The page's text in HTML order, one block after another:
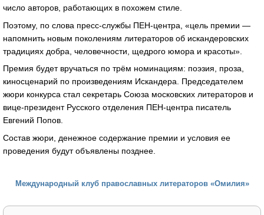
число авторов, работающих в похожем стиле.
Поэтому, по слова пресс-службы ПЕН-центра, «цель премии —
напомнить новым поколениям литераторов об искандеровских
традициях добра, человечности, щедрого юмора и красоты».
Премия будет вручаться по трём номинациям: поэзия, проза,
киносценарий по произведениям Искандера. Председателем
жюри конкурса стал секретарь Союза московских литераторов и
вице-президент Русского отделения ПЕН-центра писатель
Евгений Попов.
Состав жюри, денежное содержание премии и условия ее
проведения будут объявлены позднее.
Международный клуб православных литераторов «Омилия»